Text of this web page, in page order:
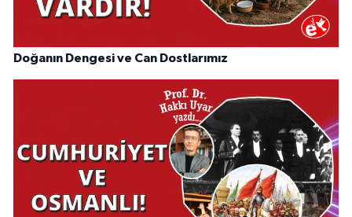
Doğanın Dengesi ve Can Dostlarımız